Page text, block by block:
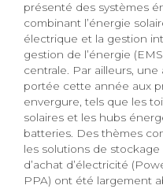
présenté des systèmes
combinant l’énergie
électrique et la gestion
gestion de l’énergie
centrale. Par ailleurs,
portée cette année aux
envergure, tels que les
solaires et les hubs
batteries. Des thèmes
les solutions de
d’achat d’électricité
PPA) ont été largement